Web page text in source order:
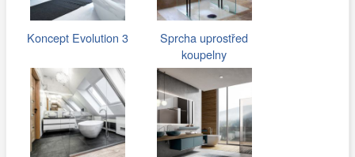
Koncept Evolution 3
Sprcha uprostřed
koupelny